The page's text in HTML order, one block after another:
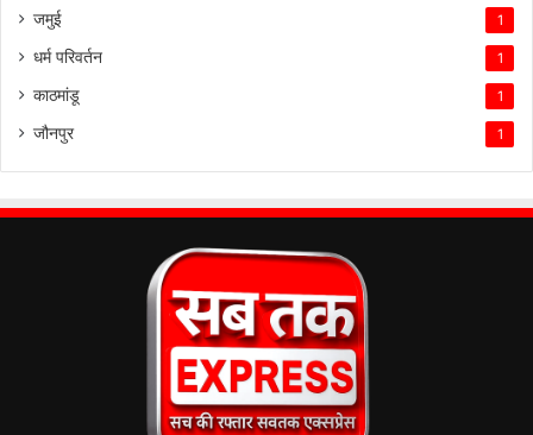
जमुई 1
धर्म परिवर्तन 1
काठमांडू 1
जौनपुर 1